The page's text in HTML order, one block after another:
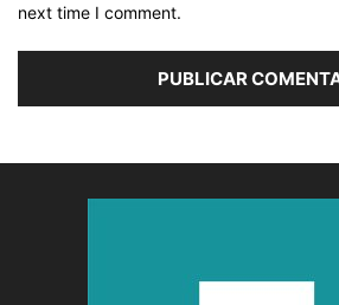
next time I comment.